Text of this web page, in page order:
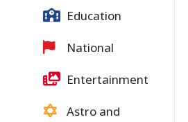
Education
National
Entertainment
Astro and